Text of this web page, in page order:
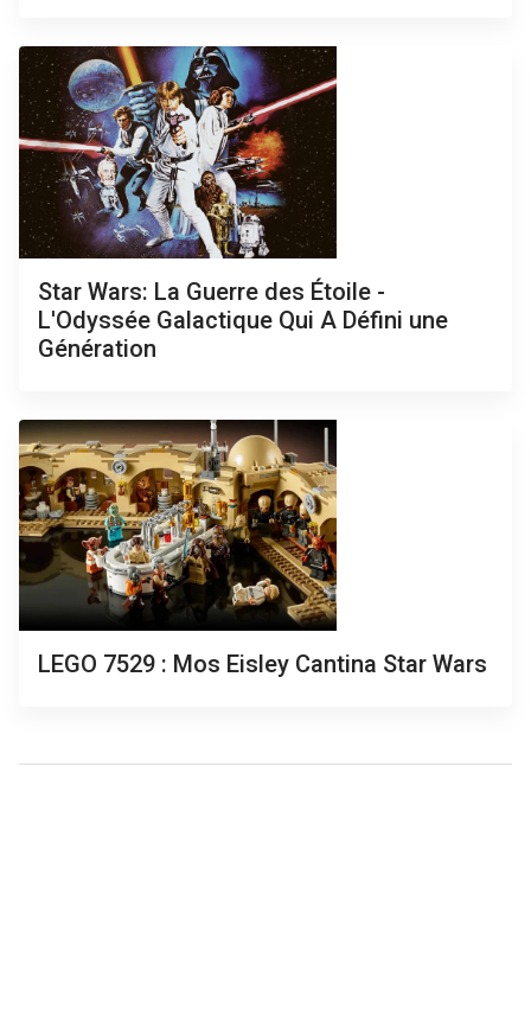
Star Wars: La Guerre des Étoile -
L'Odyssée Galactique Qui A Défini une
Génération
LEGO 7529 : Mos Eisley Cantina Star Wars